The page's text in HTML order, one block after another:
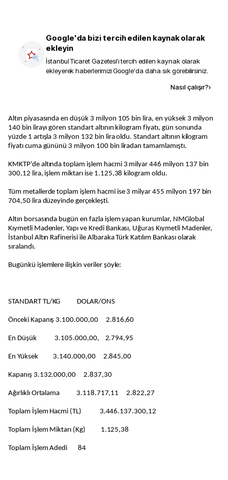
Google'da bizi tercih edilen kaynak olarak
ekleyin
İstanbul Ticaret Gazetesi'i tercih edilen kaynak olarak
ekleyerek haberlerimizi Google'da daha sık görebilirsiniz.
Nasıl çalışır?›
Altın piyasasında en düşük 3 milyon 105 bin lira, en yüksek 3 milyon
140 bin lirayı gören standart altının kilogram fiyatı, gün sonunda
yüzde 1 artışla 3 milyon 132 bin lira oldu. Standart altının kilogram
fiyatı cuma gününü 3 milyon 100 bin liradan tamamlamıştı.
KMKTP'de altında toplam işlem hacmi 3 milyar 446 milyon 137 bin
300,12 lira, işlem miktarı ise 1.125,38 kilogram oldu.
Tüm metallerde toplam işlem hacmi ise 3 milyar 455 milyon 197 bin
704,50 lira düzeyinde gerçekleşti.
Altın borsasında bugün en fazla işlem yapan kurumlar, NMGlobal
Kıymetli Madenler, Yapı ve Kredi Bankası, Uğuras Kıymetli Madenler,
İstanbul Altın Rafinerisi ile Albaraka Türk Katılım Bankası olarak
sıralandı.
Bugünkü işlemlere ilişkin veriler şöyle:
STANDART TL/KG DOLAR/ONS
Önceki Kapanış 3.100.000,00 2.816,60
En Düşük 3.105.000,00, 2.794,95
En Yüksek 3.140.000,00 2.845,00
Kapanış 3.132.000,00 2.837,30
Ağırlıklı Ortalama 3.118.717,11 2.822,27
Toplam İşlem Hacmi (TL) 3.446.137.300,12
Toplam İşlem Miktarı (Kg) 1.125,38
Toplam İşlem Adedi 84